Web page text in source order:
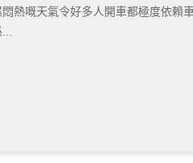
熱嘅天氣令好多人開車都極度依賴